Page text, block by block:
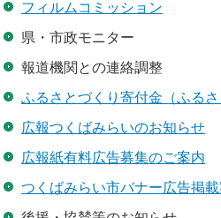
フィルムコミッション
県・市政モニター
報道機関との連絡調整
ふるさとづくり寄付金（ふるさ
広報つくばみらいのお知らせ
広報紙有料広告募集のご案内
つくばみらい市バナー広告掲